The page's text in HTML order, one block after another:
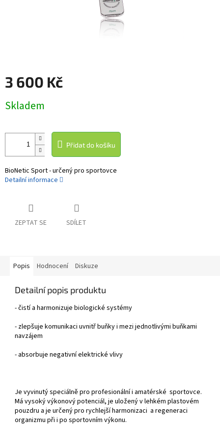
3 600 Kč
cena:
Skladem
Přidat do košíku
BioNetic Sport - určený pro sportovce
Detailní informace
ZEPTAT SE SDÍLET
Popis Hodnocení Diskuze
Detailní popis produktu
- čistí a harmonizuje biologické systémy
- zlepšuje komunikaci uvnitř buňky i mezi jednotlivými buňkami
navzájem
- absorbuje negativní elektrické vlivy
Je vyvinutý speciálně pro profesionální i amatérské sportovce.
Má vysoký výkonový potenciál, je uložený v lehkém plastovém
pouzdru a je určený pro rychlejší harmonizaci a regeneraci
organizmu při i po sportovním výkonu.